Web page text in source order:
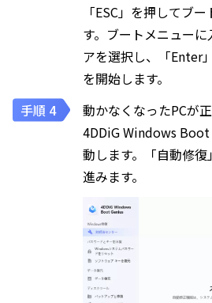
「ESC」を押してブ
す。ブートメニュー
アを選択し、「Enter
を開始します。
動かなくなったPCが
4DDiG Windows
動します。「自動修
進みます。